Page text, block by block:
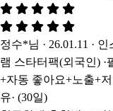
정수*님 · 26.01.11 ·
램 스타터팩(외국인) ·
+자동 좋아요+노출+
유· (30일)